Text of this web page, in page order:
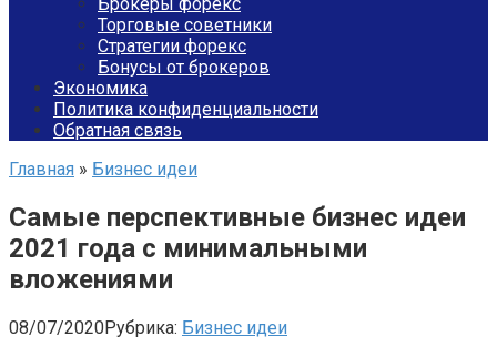
Торговые советники
Стратегии форекс
Бонусы от брокеров
Экономика
Политика конфиденциальности
Обратная связь
Главная » Бизнес идеи
Самые перспективные бизнес идеи
2021 года с минимальными
вложениями
08/07/2020Рубрика: Бизнес идеи